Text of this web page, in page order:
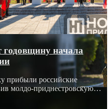
годовщину начала
прибыли российские
молдо-приднестровскую